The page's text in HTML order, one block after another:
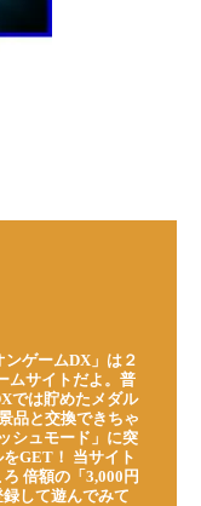
ゲームDX」は２
ムサイトだよ。普
では貯めたメダル
品と交換できちゃ
シュモード」に突
GET！ 当サイト
倍額の「3,000円
して遊んでみて